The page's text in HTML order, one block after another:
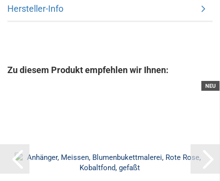
Hersteller-Info
Zu diesem Produkt empfehlen wir Ihnen:
NEU